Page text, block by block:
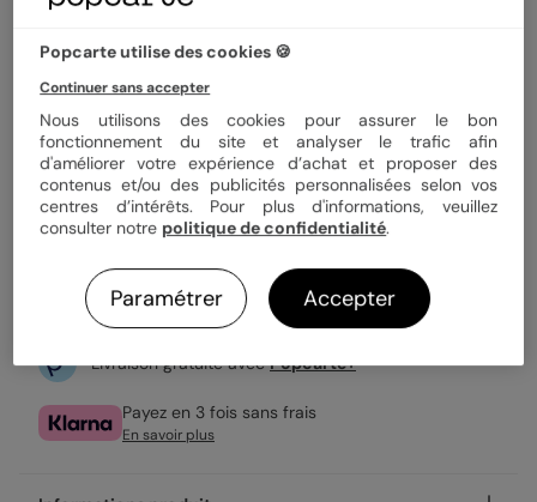
2,99 €
Fabrication française
Expédition rapide en 48h
Personnaliser
Échantillon personnalisé offert
Livraison gratuite avecPopcarte+
Payez en 3 fois sans frais
En savoir plus
Popcarte utilise des cookies 🍪
Continuer sans accepter
Nous utilisons des cookies pour assurer le bon
fonctionnement du site et analyser le trafic afin
d'améliorer votre expérience d’achat et proposer des
contenus et/ou des publicités personnalisées selon vos
centres d’intérêts. Pour plus d'informations, veuillez
consulter notre politique de confidentialité.
Paramétrer Accepter